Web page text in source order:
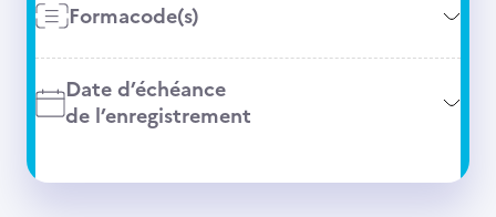
Formacode(s)
Date d’échéance
de l’enregistrement